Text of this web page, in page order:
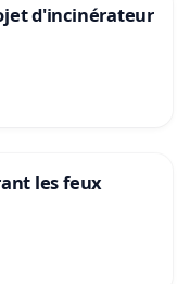
d'incinérateur
les feux